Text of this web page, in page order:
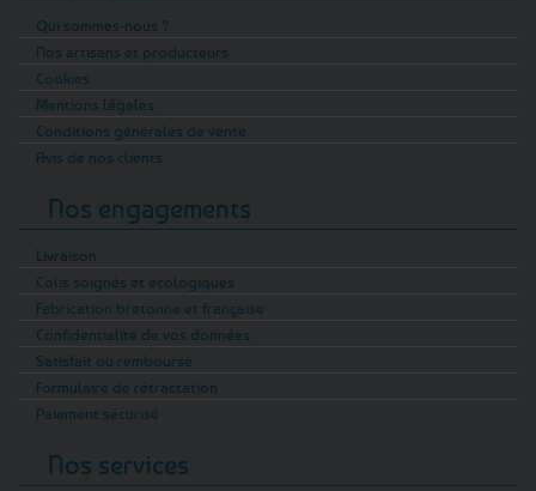
Qui sommes-nous ?
Nos artisans et producteurs
Cookies
Mentions légales
Conditions générales de vente
Avis de nos clients
Nos engagements
Livraison
Colis soignés et écologiques
Fabrication bretonne et française
Confidentialité de vos données
Satisfait ou remboursé
Formulaire de rétractation
Paiement sécurisé
Nos services